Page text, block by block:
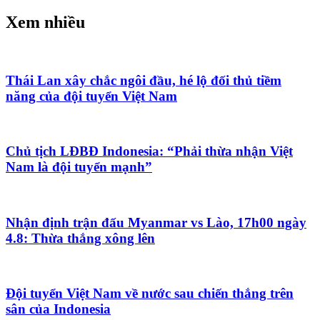
Xem nhiều
Thái Lan xây chắc ngôi đầu, hé lộ đối thủ tiềm
năng của đội tuyển Việt Nam
Chủ tịch LĐBĐ Indonesia: “Phải thừa nhận Việt
Nam là đội tuyển mạnh”
Nhận định trận đấu Myanmar vs Lào, 17h00 ngày
4.8: Thừa thắng xông lên
Đội tuyển Việt Nam về nước sau chiến thắng trên
sân của Indonesia